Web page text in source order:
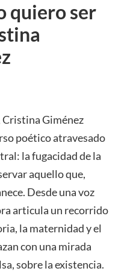
quiero ser
Cristina Giménez
poético atravesado
la fugacidad de la
aquello que,
Desde una voz
articula un recorrido
la maternidad y el
con una mirada
sobre la existencia.